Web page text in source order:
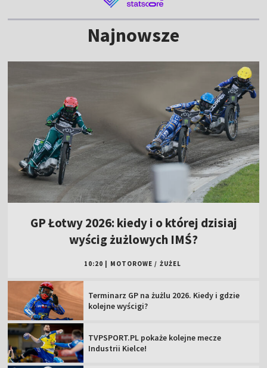
Najnowsze
GP Łotwy 2026: kiedy i o której dzisiaj
wyścig żużlowych IMŚ?
10:20 MOTOROWE / ŻUŻEL
Terminarz GP na żużlu 2026. Kiedy i gdzie
kolejne wyścigi?
TVPSPORT.PL pokaże kolejne mecze
Industrii Kielce!